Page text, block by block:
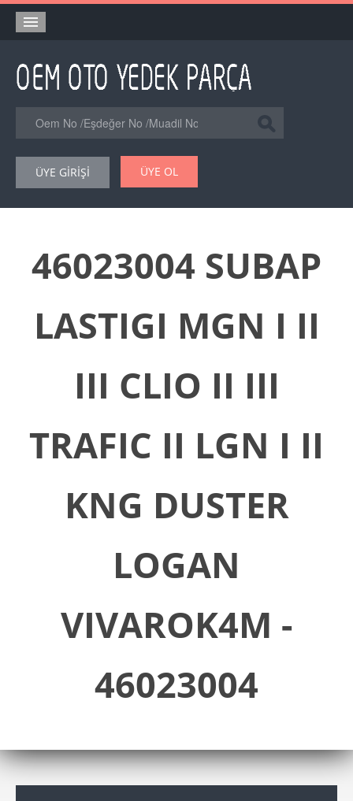
Orjinal Yedek Parça
Eşdeğer Muadil Yedek Parça
Şase Numarası VIN Yedekparça Sorgulama
Hakkımızda
Forum
ÜYE GİRİŞİ ÜYE OL
46023004 SUBAP
LASTIGI MGN I II
III CLIO II III
TRAFIC II LGN I II
KNG DUSTER
LOGAN
VIVAROK4M -
46023004